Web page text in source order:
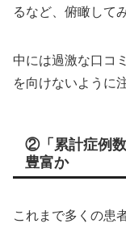
るなど、俯瞰して
中には過激な口コ
を向けないように
②「累計症例
豊富か
これまで多くの患